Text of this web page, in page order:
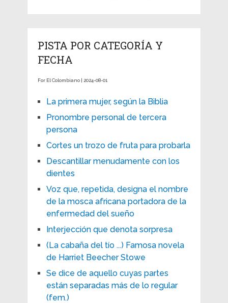
PISTA POR CATEGORÍA Y
FECHA
For El Colombiano | 2024-08-01
La primera mujer, según la Biblia
Pronombre personal de tercera
persona
Cortes un trozo de fruta para probarla
Descantillar menudamente con los
dientes
Voz que, repetida, designa el nombre
de la mosca africana portadora de la
enfermedad del sueño
Interjección que denota sorpresa
(La cabaña del tío ...) Famosa novela
de Harriet Beecher Stowe
Se dice de aquello cuyas partes
están separadas más de lo regular
(fem.)